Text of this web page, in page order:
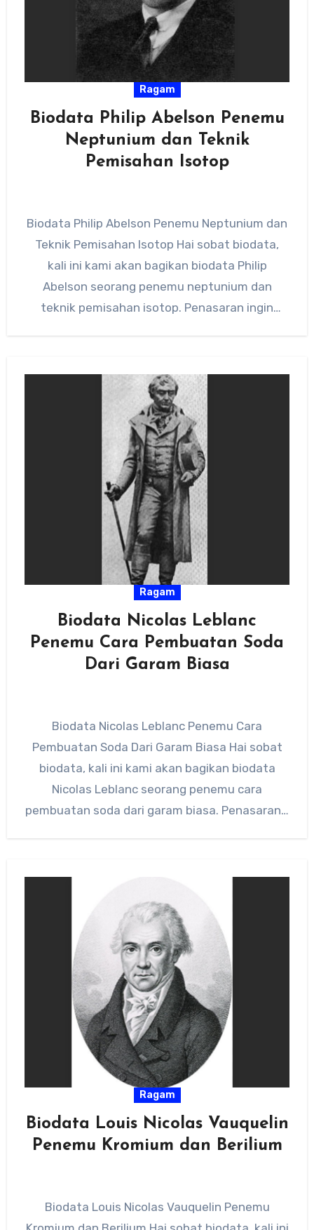
Ragam
Biodata Philip Abelson Penemu
Neptunium dan Teknik
Pemisahan Isotop
Biodata Philip Abelson Penemu Neptunium dan
Teknik Pemisahan Isotop Hai sobat biodata,
kali ini kami akan bagikan biodata Philip
Abelson seorang penemu neptunium dan
teknik pemisahan isotop. Penasaran ingin
Ragam
Biodata Nicolas Leblanc
Penemu Cara Pembuatan Soda
Dari Garam Biasa
Biodata Nicolas Leblanc Penemu Cara
Pembuatan Soda Dari Garam Biasa Hai sobat
biodata, kali ini kami akan bagikan biodata
Nicolas Leblanc seorang penemu cara
pembuatan soda dari garam biasa. Penasaran…
Ragam
Biodata Louis Nicolas Vauquelin
Penemu Kromium dan Berilium
Biodata Louis Nicolas Vauquelin Penemu